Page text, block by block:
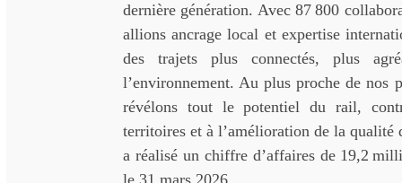
dernière génération. Avec 87 800
allions ancrage local et expertise
des trajets plus connectés, plus
l’environnement. Au plus proche de nos
révélons tout le potentiel du rail,
territoires et à l’amélioration de la qualité
a réalisé un chiffre d’affaires de 19,2
le 31 mars 2026.